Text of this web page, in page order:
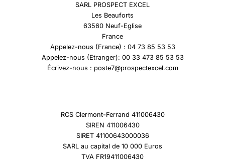
SARL PROSPECT EXCEL
Les Beauforts
63560 Neuf-Eglise
France
Appelez-nous (France) : 04 73 85 53 53
Appelez-nous (Etranger): 00 33 473 85 53 53
Écrivez-nous : poste7@prospectexcel.com
RCS Clermont-Ferrand 411006430
SIREN 411006430
SIRET 41100643000036
SARL au capital de 10 000 Euros
TVA FR19411006430